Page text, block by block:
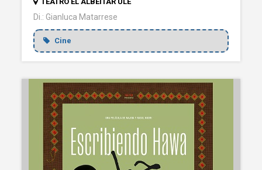
Di.: Gianluca Matarrese
Cine